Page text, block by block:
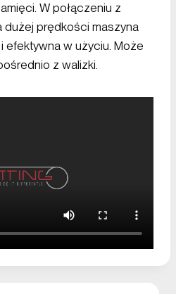
W połączeniu z
dużej prędkości maszyna
efektywna w użyciu. Może
z walizki.